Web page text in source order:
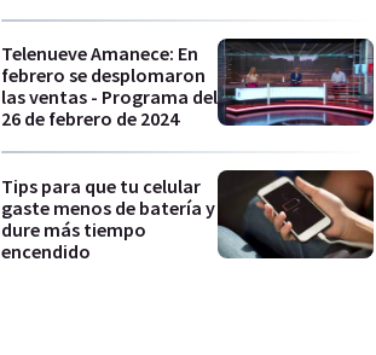
Telenueve Amanece: En
febrero se desplomaron
las ventas - Programa del
26 de febrero de 2024
Tips para que tu celular
gaste menos de batería y
dure más tiempo
encendido